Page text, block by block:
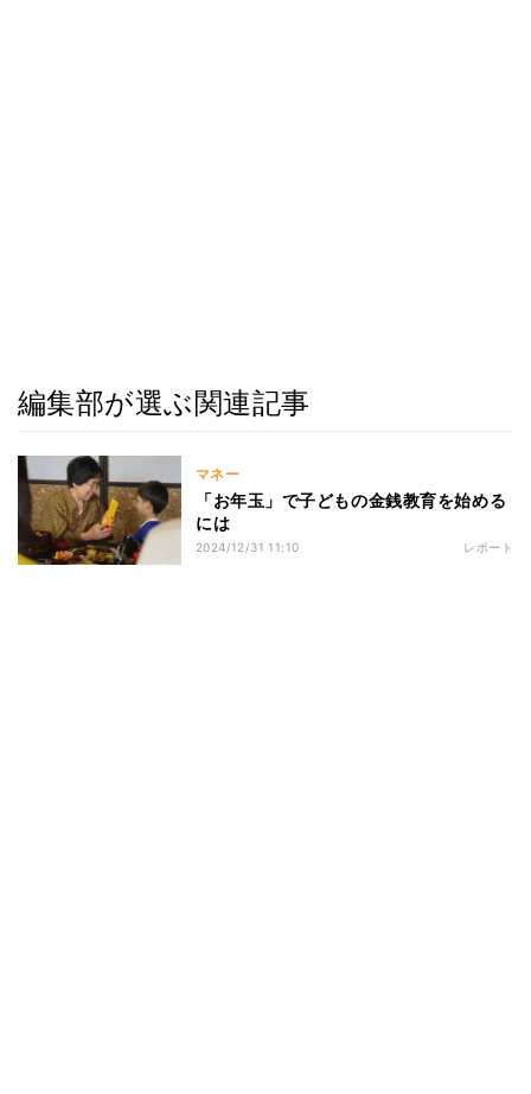
編集部が選ぶ関連記事
マネー
「お年玉」で子どもの金銭教育を始める
には
2024/12/31 11:10 レポート